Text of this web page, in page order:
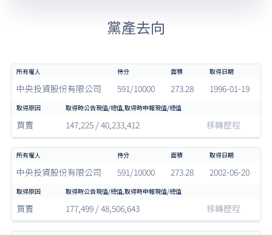
黨產去向
中央投資股份有限公司 591/10000 273.28 1996-01-19
買賣 147,225 / 40,233,412 移轉歷程
中央投資股份有限公司 591/10000 273.28 2002-06-20
買賣 177,499 / 48,506,643 移轉歷程